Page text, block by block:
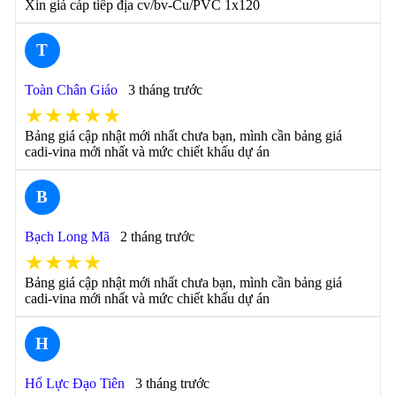
Xin giá cáp tiếp địa cv/bv-Cu/PVC 1x120
T
Toàn Chân Giáo 3 tháng trước
★★★★★
Bảng giá cập nhật mới nhất chưa bạn, mình cần bảng giá
cadi-vina mới nhất và mức chiết khấu dự án
B
Bạch Long Mã 2 tháng trước
★★★★
Bảng giá cập nhật mới nhất chưa bạn, mình cần bảng giá
cadi-vina mới nhất và mức chiết khấu dự án
H
Hổ Lực Đạo Tiên 3 tháng trước